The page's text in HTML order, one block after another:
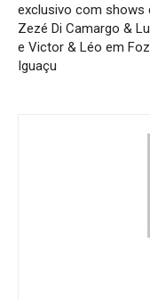
exclusivo com shows
Zezé Di Camargo &
e Victor & Léo em
Iguaçu